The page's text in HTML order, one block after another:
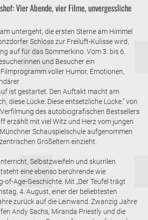
Vier Abende, vier Filme, unvergessliche
untergeht, die ersten Sterne am Himmel
Schloss zur Freiluft-Kulisse wird,
auf für das Sommerkino. Vom 3. bis 6.
und Besucher ein
voller Humor, Emotionen,
ist gestartet. Den Auftakt macht am
diese Lücke. Diese entsetzliche Lücke.“ von
des autobiografischen Bestsellers
erzählt mit viel Witz und Herz vom jungen
Schauspielschule aufgenommen
Großeltern einzieht.
Selbstzweifeln und skurrilen
eine ebenso berührende wie
of-Age-Geschichte. Mit „Der Teufel trägt
4. August, einer der beliebtesten
zurück auf die Leinwand. Zwanzig Jahre
Andy Sachs, Miranda Priestly und die